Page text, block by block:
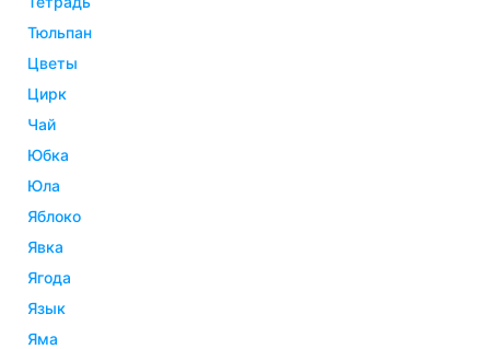
тюльпан
цветы
цирк
чай
юбка
юла
яблоко
явка
ягода
язык
яма